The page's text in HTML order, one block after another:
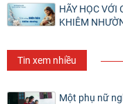
HÃY HỌC VỚI
KHIÊM
Tin xem nhiều
Một phụ nữ